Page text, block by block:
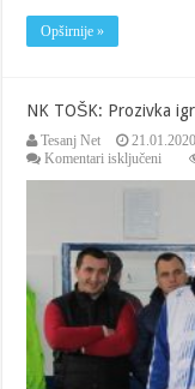
Opširnije »
NK TOŠK: Prozivka
Tesanj Net
Komentari isključeni
i
prvi